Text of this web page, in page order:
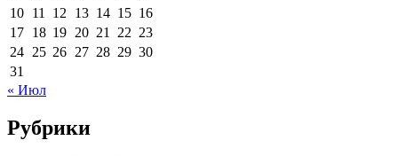
10 11 12 13 14 15 16
17 18 19 20 21 22 23
24 25 26 27 28 29 30
31
« Июл
Рубрики